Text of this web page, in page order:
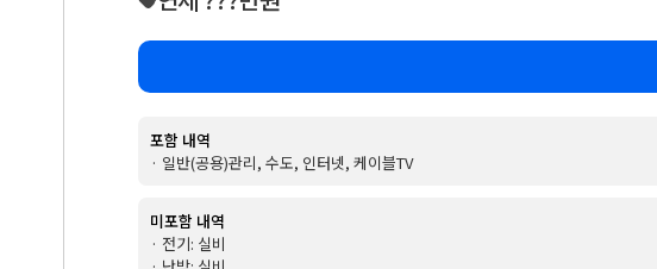
포함 내역
· 일반(공용)관리, 수도, 인터넷, 케이블TV
미포함 내역
· 전기: 실비